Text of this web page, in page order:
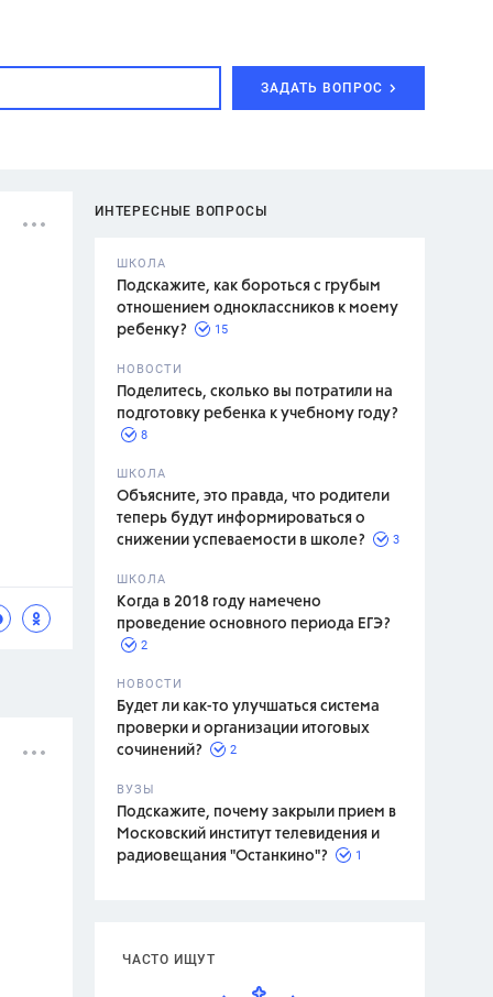
ЗАДАТЬ ВОПРОС
ИНТЕРЕСНЫЕ ВОПРОСЫ
ШКОЛА
Подскажите, как бороться с грубым
отношением одноклассников к моему
ребенку?
15
НОВОСТИ
Поделитесь, сколько вы потратили на
подготовку ребенка к учебному году?
8
ШКОЛА
Объясните, это правда, что родители
теперь будут информироваться о
снижении успеваемости в школе?
3
ШКОЛА
Когда в 2018 году намечено
проведение основного периода ЕГЭ?
2
НОВОСТИ
Будет ли как-то улучшаться система
проверки и организации итоговых
сочинений?
2
ВУЗЫ
Подскажите, почему закрыли прием в
Московский институт телевидения и
радиовещания "Останкино"?
1
ЧАСТО ИЩУТ